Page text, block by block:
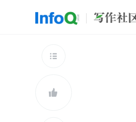
查看更多

